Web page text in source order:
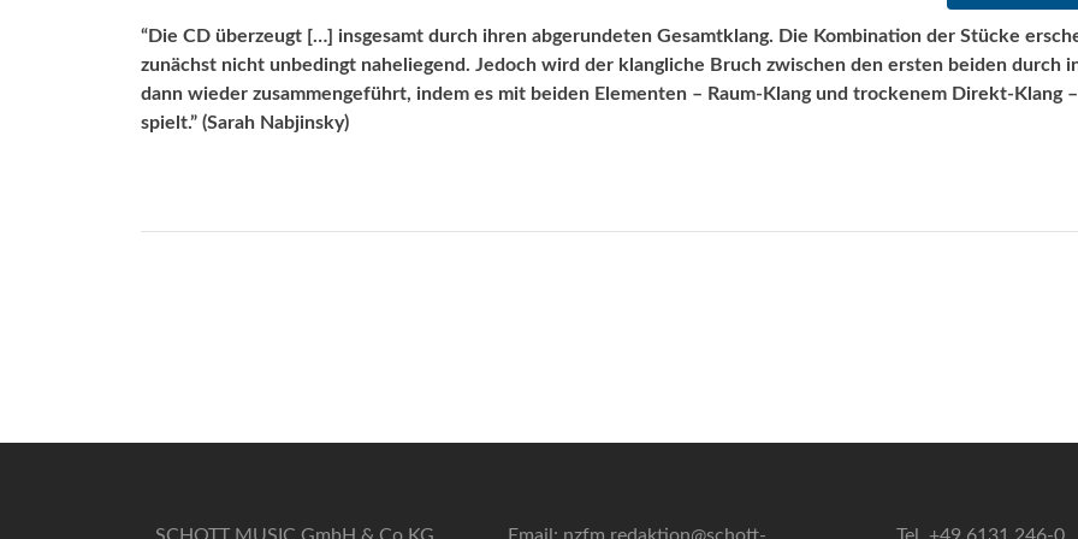
“Die CD überzeugt […] ins­gesamt durch ihren abgerundeten Gesamtklang. Die Kombination der Stücke
zunächst nicht unbedingt naheliegend. Jedoch wird der klangliche Bruch zwischen den ersten beiden durch
dann wieder zusammengeführt, indem es mit beiden Elementen – Raum-Klang und trockenem Direkt-Klang –
spielt.” (Sarah Nabjinsky)